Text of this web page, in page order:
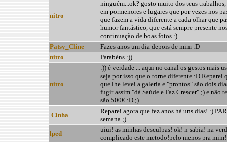
nitro
ninguém...ok? gosto muito dos teus
em pormenores e lugares que por vezes nos
que fazem a vida diferente a cada olhar que
humor fantástico, que está sempre presente
continuação de boas fotos :)
Patsy_Cline
Fazes anos um dia depois de mim :D
nitro
Parabéns :))
nitro
:)) é verdade ... aqui no canal os gestos mais
seja por isso que o torne diferente :D Reparei
que lhe levei a galeria e "prontos" são dois
fugir assim "dá Saúde e Faz Crescer" ;) e não
são 500€ :D ;)
Cinha
Reparei agora que fez anos há uns dias! :)
semana ;)
lped
uiui! as minhas desculpas! ok! n sabia! na
complicado este metodo!pelo menos pra